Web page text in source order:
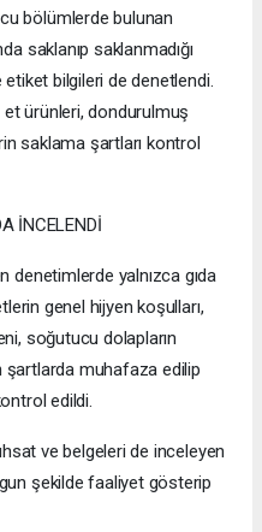
bölümlerde bulunan
saklanıp saklanmadığı
bilgileri de denetlendi.
ürünleri, dondurulmuş
saklama şartları kontrol
İNCELENDİ
yalnızca gıda
genel hijyen koşulları,
soğutucu dolapların
şartlarda muhafaza edilip
edildi.
ve belgeleri de inceleyen
şekilde faaliyet gösterip